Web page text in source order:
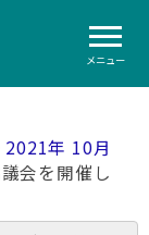
メニュー
2021年 10月
会を開催し